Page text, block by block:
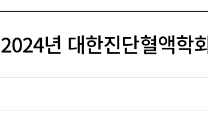
년 대한진단혈액학